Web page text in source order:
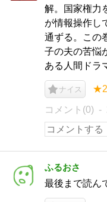
解。国家権力
が情報操作し
通ずる。この
子の夫の苦悩
ある人間ドラ
ナイス
コメント(0)
ふるおさ
最後まで読ん